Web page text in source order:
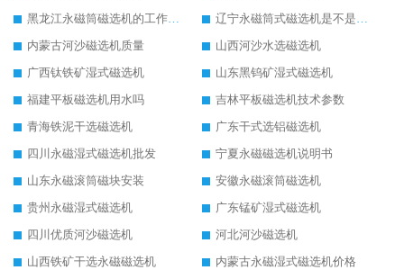
黑龙江永磁筒磁选机的工作原理
辽宁永磁筒式磁选机是不是强磁
内蒙古河沙磁选机质量
山西河沙水选磁选机
广西钛铁矿湿式磁选机
山东黑钨矿湿式磁选机
福建平板磁选机用水吗
吉林平板磁选机技术参数
青海铁泥干选磁选机
广东干式选铝磁选机
四川永磁湿式磁选机批发
宁夏永磁磁选机说明书
山东永磁滚筒磁块安装
安徽永磁滚筒磁选机
贵州永磁湿式磁选机
广东锰矿湿式磁选机
四川优质河沙磁选机
河北河沙磁选机
山西铁矿干选永磁磁选机
内蒙古永磁湿式磁选机价格